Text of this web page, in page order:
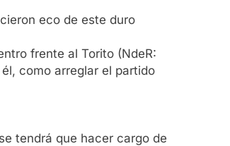
eco de este duro
frente al Torito (NdeR:
como arreglar el partido
tendrá que hacer cargo de